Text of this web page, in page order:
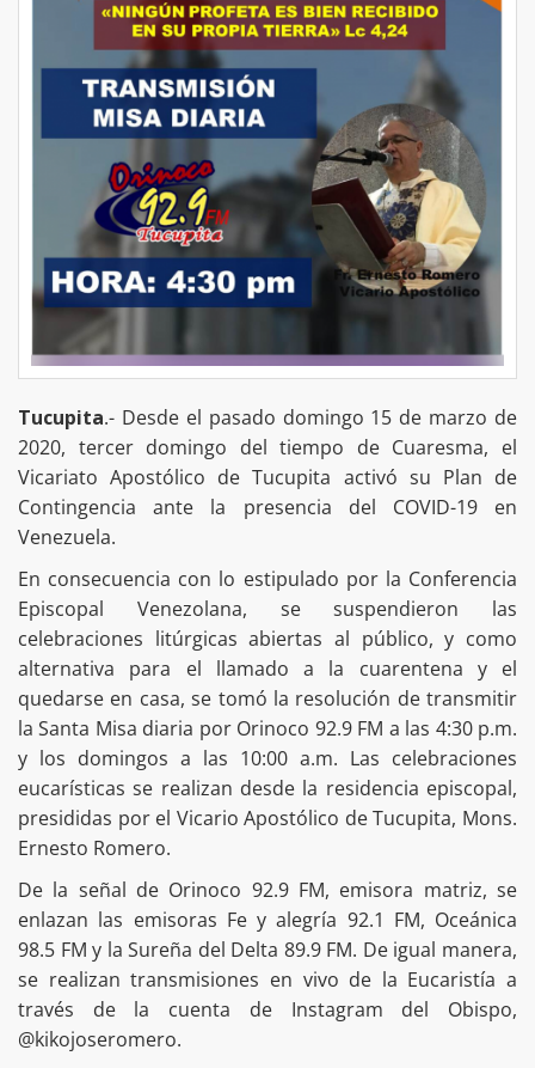
Tucupita.- Desde el pasado domingo 15 de marzo de
2020, tercer domingo del tiempo de Cuaresma, el
Vicariato Apostólico de Tucupita activó su Plan de
Contingencia ante la presencia del COVID-19 en
Venezuela.
En consecuencia con lo estipulado por la Conferencia
Episcopal Venezolana, se suspendieron las
celebraciones litúrgicas abiertas al público, y como
alternativa para el llamado a la cuarentena y el
quedarse en casa, se tomó la resolución de transmitir
la Santa Misa diaria por Orinoco 92.9 FM a las 4:30 p.m.
y los domingos a las 10:00 a.m. Las celebraciones
eucarísticas se realizan desde la residencia episcopal,
presididas por el Vicario Apostólico de Tucupita, Mons.
Ernesto Romero.
De la señal de Orinoco 92.9 FM, emisora matriz, se
enlazan las emisoras Fe y alegría 92.1 FM, Oceánica
98.5 FM y la Sureña del Delta 89.9 FM. De igual manera,
se realizan transmisiones en vivo de la Eucaristía a
través de la cuenta de Instagram del Obispo,
@kikojoseromero.